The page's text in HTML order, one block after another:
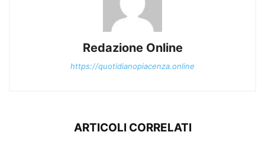
Redazione Online
https://quotidianopiacenza.online
ARTICOLI CORRELATI